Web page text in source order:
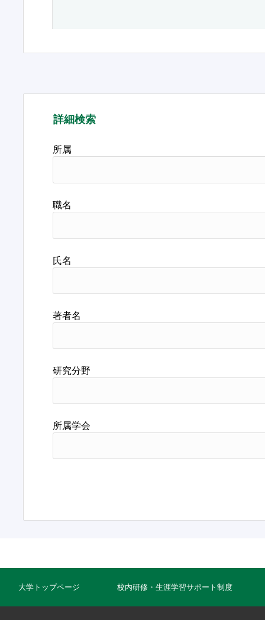
詳細検索
所属
職名
氏名
著者名
研究分野
所属学会
大学トップページ 校内研修・生涯学習サポート制度